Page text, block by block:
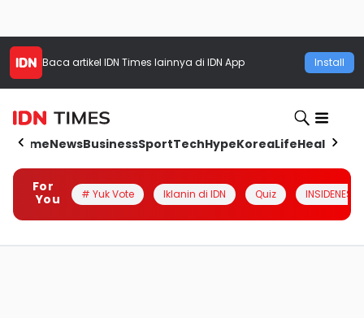
Baca artikel IDN Times lainnya di IDN App Install
HomeNewsBusinessSportTechHypeKoreaLifeHealth
For
You
# Yuk Vote Iklanin di IDN Quiz INSIDENESIA